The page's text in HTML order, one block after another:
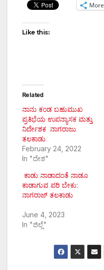
More
Like this:
Related
ನಾನು ಕಂಡ ಬಹುಮುಖ
ಪ್ರತಿಭೆಯ ಉಪನ್ಯಾಸಕ ಮತ್ತು
ನಿರ್ದೇಶಕ ನಾಗರಾಜು
ತಲಕಾಡು
February 24, 2022
In "ದೇಶ"
ಕಾಡು ನಾಡಾದಂತೆ ನಾಡೂ
ಕಾಡಾಗುವ ಪರಿ ಬೇಕು:
ನಾಗರಾಜ್ ತಲಕಾಡು
June 4, 2023
In "ಜಿಲ್ಲೆ"